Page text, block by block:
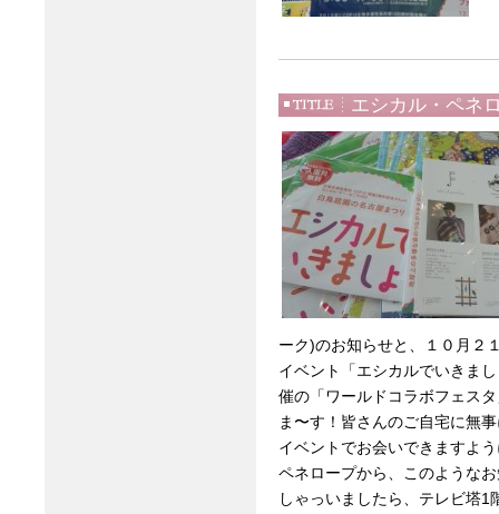
エシカル・ペネ
ーク)のお知らせと、１０月２
イベント「エシカルでいきま
催の「ワールドコラボフェス
ま〜す！皆さんのご自宅に無
イベントでお会いできますよ
ペネロープから、このような
しゃっいましたら、テレビ塔